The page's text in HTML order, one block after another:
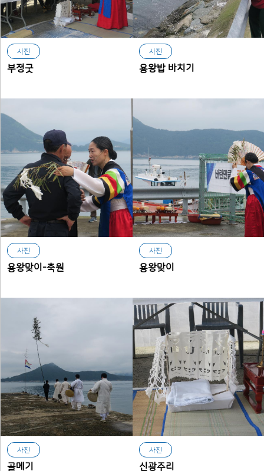
사진
부정굿
사진
용왕밥 바치기
사진
용왕맞이-축원
사진
용왕맞이
사진
골메기
사진
신광주리